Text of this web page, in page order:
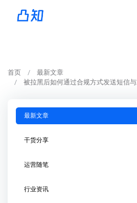
首页
最新文章
被拉黑后如何通过合规方式发送短信
最新文章
干货分享
运营随笔
行业资讯